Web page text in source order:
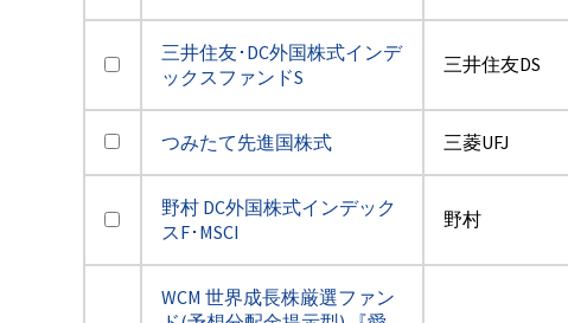
三井住友･DC外国株式インデ
ックスファンドS
三井住友DS
つみたて先進国株式 三菱UFJ
野村 DC外国株式インデック
スF･MSCI
野村
WCM 世界成長株厳選ファン